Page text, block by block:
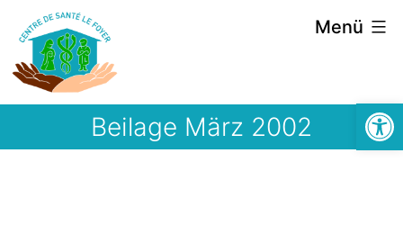
Inhalt
springen
Menü
Beilage März 2002